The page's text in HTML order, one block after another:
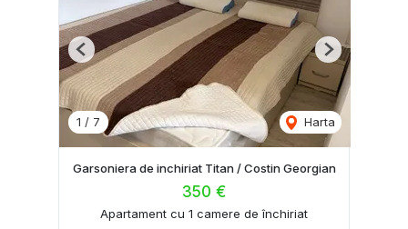
1 / 7 Harta
Previous Next
Garsoniera de inchiriat Titan / Costin Georgian
350 €
Apartament cu 1 camere de închiriat